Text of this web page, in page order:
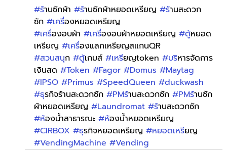
#ร้านซักผ้า #ร้านซักผ้าหยอดเหรียญ #ร้านสะดวก
ซัก #เครื่องหยอดเหรียญ
#เครื่องอบผ้า #เครื่องอบผ้าหยอดเหรียญ #ตู้หยอด
เหรียญ #เครื่องแลกเหรียญสแกนQR
#สวนสนุก #ตู้เกมส์ #เหรียญtoken #บริหารจัดการ
เงินสด #Token #Fagor #Domus #Maytag
#IPSO #Primus #SpeedQueen #duckwash
#ธุรกิจร้านสะดวกซัก #PMร้านสะดวกซัก #PMร้านซัก
ผ้าหยอดเหรียญ #Laundromat #ร้านสะดวกซัก
#ห้องน้ำสาธารณะ #ห้องน้ำหยอดเหรียญ
#CIRBOX #ธุรกิจหยอดเหรียญ #หยอดเหรียญ
#VendingMachine #Vending